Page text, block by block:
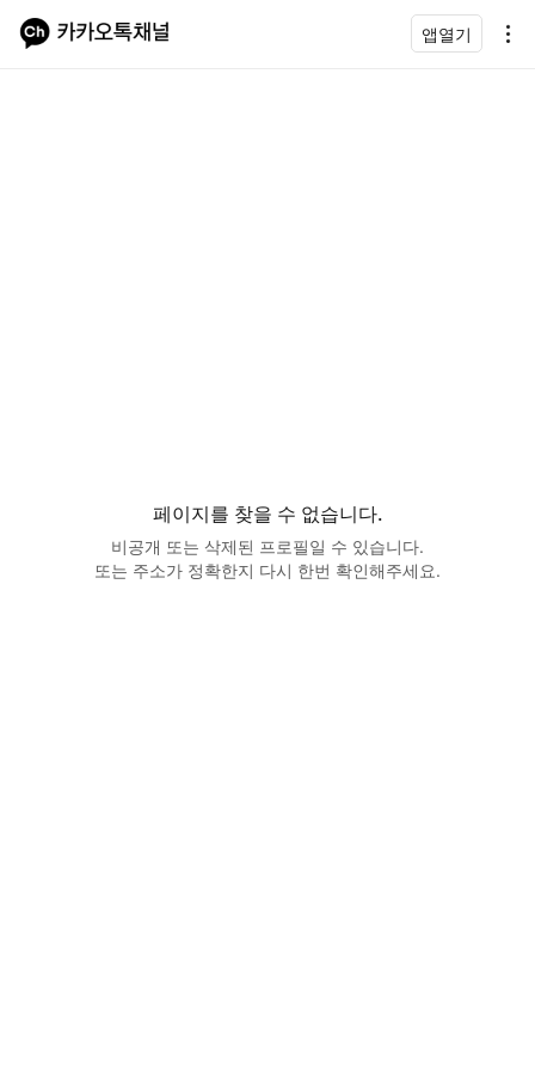
앱열기
페이지를 찾을 수 없습니다.
비공개 또는 삭제된 프로필일 수 있습니다.
또는 주소가 정확한지 다시 한번 확인해주세요.